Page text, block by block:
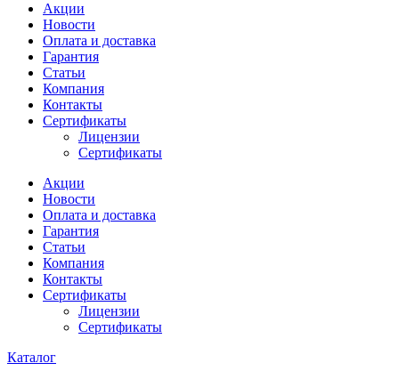
Акции
Новости
Оплата и доставка
Гарантия
Статьи
Компания
Контакты
Сертификаты
Лицензии
Сертификаты
Акции
Новости
Оплата и доставка
Гарантия
Статьи
Компания
Контакты
Сертификаты
Лицензии
Сертификаты
Каталог